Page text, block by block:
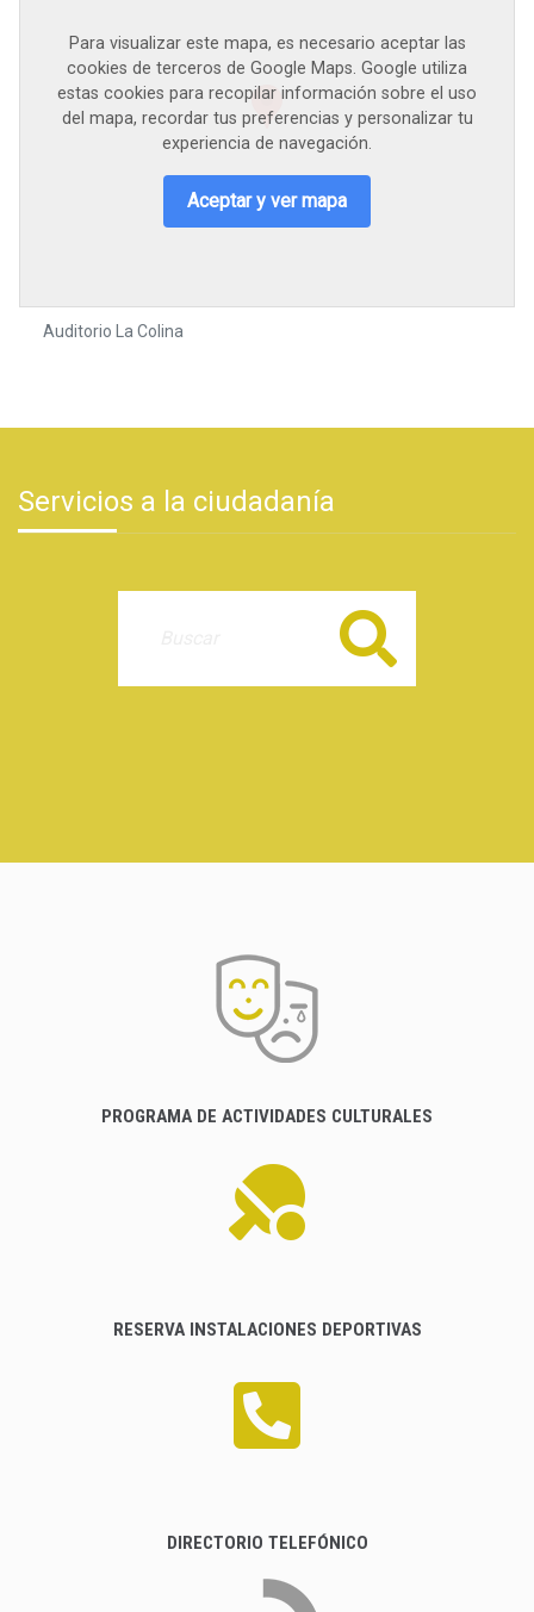
Para visualizar este mapa, es necesario aceptar las
cookies de terceros de Google Maps. Google utiliza
estas cookies para recopilar información sobre el uso
del mapa, recordar tus preferencias y personalizar tu
experiencia de navegación.
Aceptar y ver mapa
Auditorio La Colina
Servicios a la ciudadanía
Buscar
PROGRAMA DE ACTIVIDADES CULTURALES
RESERVA INSTALACIONES DEPORTIVAS
DIRECTORIO TELEFÓNICO